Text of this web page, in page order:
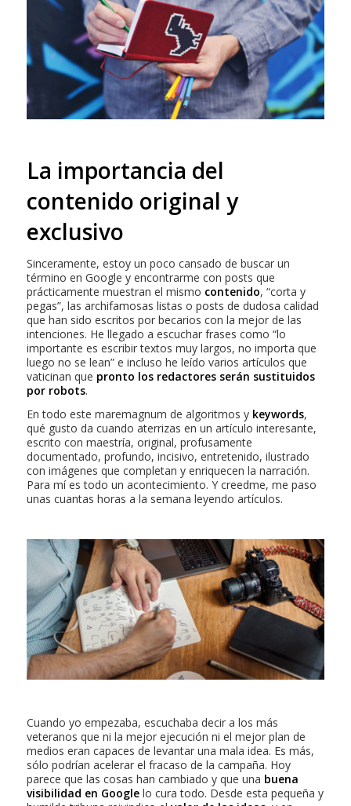
La importancia del
contenido original y
exclusivo
Sinceramente, estoy un poco cansado de buscar un
término en Google y encontrarme con posts que
prácticamente muestran el mismo contenido, “corta y
pegas”, las archifamosas listas o posts de dudosa calidad
que han sido escritos por becarios con la mejor de las
intenciones. He llegado a escuchar frases como “lo
importante es escribir textos muy largos, no importa que
luego no se lean” e incluso he leído varios artículos que
vaticinan que pronto los redactores serán sustituidos
por robots.
En todo este maremagnum de algoritmos y keywords,
qué gusto da cuando aterrizas en un artículo interesante,
escrito con maestría, original, profusamente
documentado, profundo, incisivo, entretenido, ilustrado
con imágenes que completan y enriquecen la narración.
Para mí es todo un acontecimiento. Y creedme, me paso
unas cuantas horas a la semana leyendo artículos.
Cuando yo empezaba, escuchaba decir a los más
veteranos que ni la mejor ejecución ni el mejor plan de
medios eran capaces de levantar una mala idea. Es más,
sólo podrían acelerar el fracaso de la campaña. Hoy
parece que las cosas han cambiado y que una buena
visibilidad en Googlelo cura todo. Desde esta pequeña y